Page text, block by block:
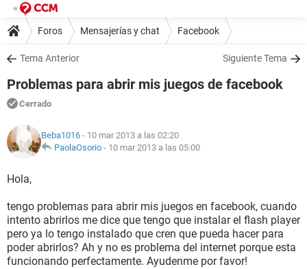
Foros Mensajerías y chat Facebook
Tema Anterior Siguiente Tema
Problemas para abrir mis juegos de facebook
Cerrado
Beba1016 - 10 mar 2013 a las 02:20
PaolaOsorio - 10 mar 2013 a las 05:00
Hola,
tengo problemas para abrir mis juegos en facebook, cuando
intento abrirlos me dice que tengo que instalar el flash player
pero ya lo tengo instalado que cren que pueda hacer para
poder abrirlos? Ah y no es problema del internet porque esta
funcionando perfectamente. Ayudenme por favor!